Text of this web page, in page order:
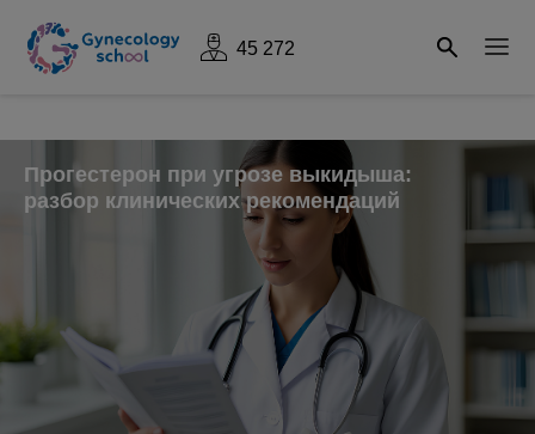
45 272
Прогестерон при угрозе выкидыша:
разбор клинических рекомендаций